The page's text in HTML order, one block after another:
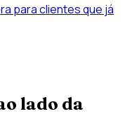
para clientes que já
lado da